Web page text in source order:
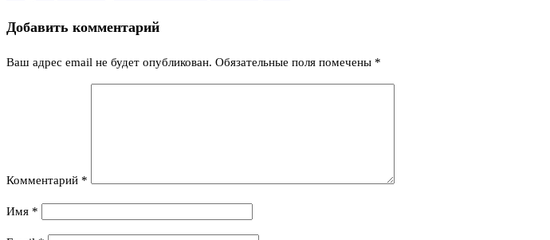
Добавить комментарий
Ваш адрес email не будет опубликован. Обязательные поля помечены *
Комментарий *
Имя *